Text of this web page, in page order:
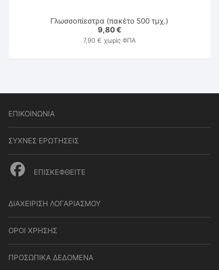
Γλωσσοπίεστρα (πακέτο 500 τμχ.)
9,80€
7,90 € χωρίς ΦΠΑ
ΕΠΙΚΟΙΝΩΝΙΑ
ΣΥΧΝΕΣ ΕΡΩΤΗΣΕΙΣ
ΕΠΙΣΚΕΦΘΕΙΤΕ
ΔΙΑΧΕΙΡΙΣΗ ΛΟΓΑΡΙΑΣΜΟΥ
ΟΡΟΙ ΧΡΗΣΗΣ
ΠΡΟΣΩΠΙΚΑ ΔΕΔΟΜΕΝΑ